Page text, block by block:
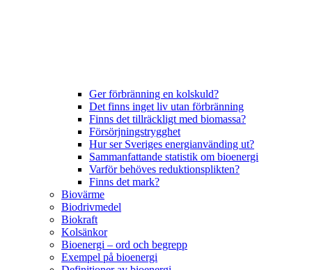
Ger förbränning en kolskuld?
Det finns inget liv utan förbränning
Finns det tillräckligt med biomassa?
Försörjningstrygghet
Hur ser Sveriges energianvänding ut?
Sammanfattande statistik om bioenergi
Varför behöves reduktionsplikten?
Finns det mark?
Biovärme
Biodrivmedel
Biokraft
Kolsänkor
Bioenergi – ord och begrepp
Exempel på bioenergi